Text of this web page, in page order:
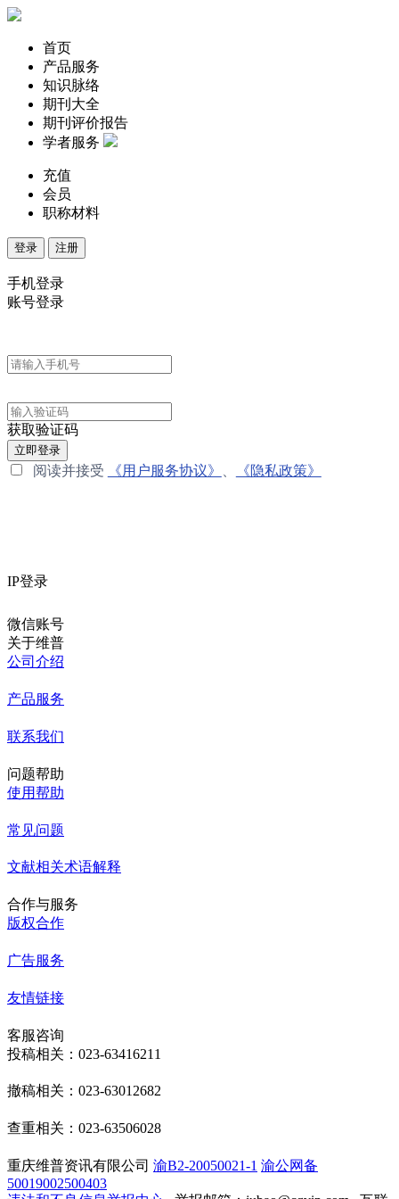
首页
产品服务
知识脉络
期刊大全
期刊评价报告
学者服务
充值
会员
职称材料
登录 注册
手机登录
账号登录
获取验证码
立即登录
阅读并接受 《用户服务协议》 《隐私政策》
IP登录
微信账号
关于维普
公司介绍
产品服务
联系我们
问题帮助
使用帮助
常见问题
文献相关术语解释
合作与服务
版权合作
广告服务
友情链接
客服咨询
投稿相关：023-63416211
撤稿相关：023-63012682
查重相关：023-63506028
重庆维普资讯有限公司 渝B2-20050021-1 渝公网备
50019002500403